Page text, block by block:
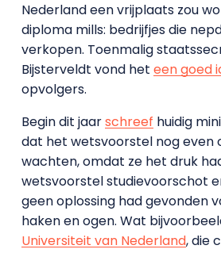
Nederland een vrijplaats zou
diploma mills: bedrijfjes die
verkopen. Toenmalig
Bijsterveldt vond het een goed
opvolgers.
Begin dit jaarschreef huidig
dat het wetsvoorstel nog even
wachten, omdat ze het druk
wetsvoorstel studievoorschot
geen oplossing had gevonden
haken en ogen. Wat
Universiteit van Nederland, die